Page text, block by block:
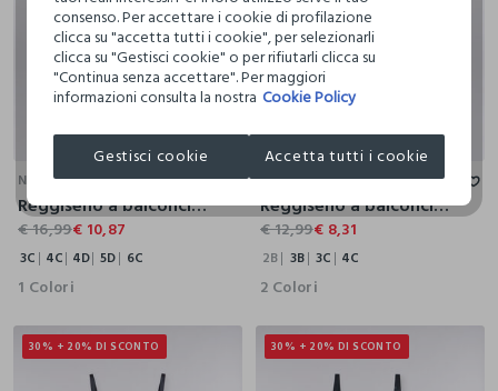
4C
NYMOS
Reggiseno a balconcino in pizzo donna
€ 16,99€ 10,87
3C 4C 4D 5D 6C
1 Colori
NYMOS
Reggiseno a balconcino in pizzo donna
€ 12,99€ 8,31
2B 3B 3C 4C
2 Colori
30% + 20% DI SCONTO 30% + 20% DI SCONTO
consenso. Per accettare i cookie di profilazione
clicca su "accetta tutti i cookie", per selezionarli
clicca su "Gestisci cookie" o per rifiutarli clicca su
"Continua senza accettare". Per maggiori
informazioni consulta la nostra Cookie Policy
Gestisci cookie Accetta tutti i cookie